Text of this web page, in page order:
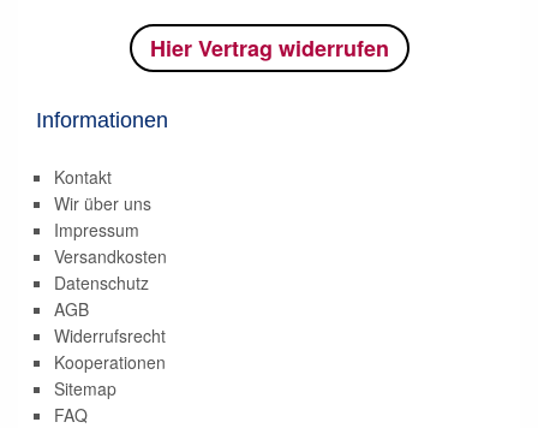
Hier Vertrag widerrufen
Informationen
Kontakt
Wir über uns
Impressum
Versandkosten
Datenschutz
AGB
Widerrufsrecht
Kooperationen
Sitemap
FAQ